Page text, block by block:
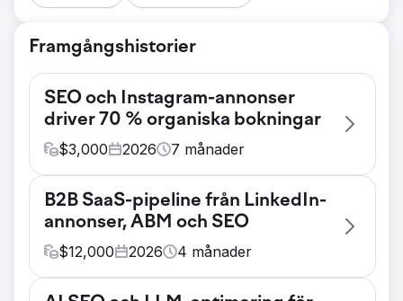
Framgångshistorier
SEO och Instagram-annonser
driver 70 % organiska bokningar
$3,000 2026 7 månader
Ett boutiqueföretag inom turism förlitade sig
helt på betald annonsering och offline-
partnerskap för kundanskaffning. Deras
organisk söktrafik var försumbar och
B2B SaaS-pipeline från LinkedIn-
annonser, ABM och SEO
$12,000 2026 4 månader